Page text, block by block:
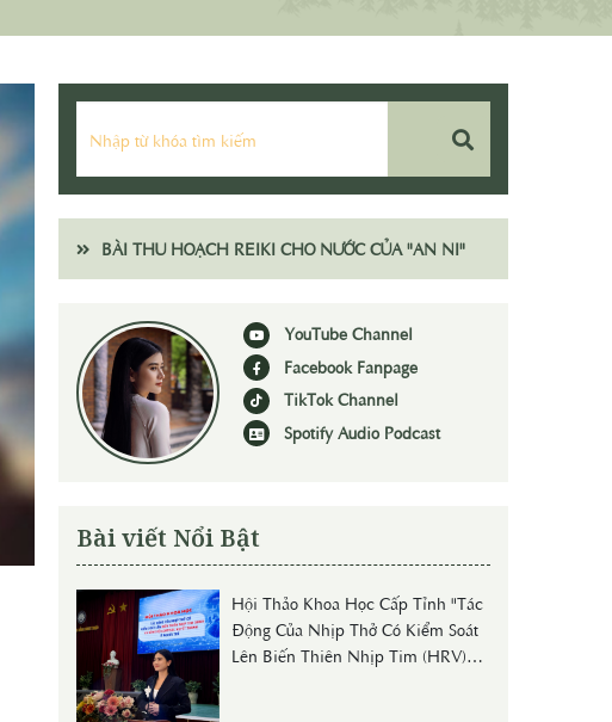
BÀI THU HOẠCH REIKI CHO NƯỚC CỦA "AN NI"
YouTube Channel
Facebook Fanpage
TikTok Channel
Spotify Audio Podcast
Bài viết Nổi Bật
Hội Thảo Khoa Học Cấp Tỉnh "Tác
Động Của Nhịp Thở Có Kiểm Soát
Lên Biến Thiên Nhịp Tim (HRV)